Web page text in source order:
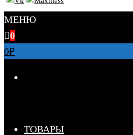
МЕНЮ
0
0₽
ТОВАРЫ